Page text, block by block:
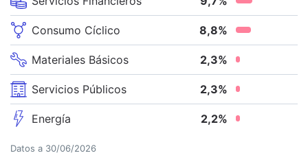
Consumo Cíclico 8,8%
Materiales Básicos 2,3%
Servicios Públicos 2,3%
Energía 2,2%
Datos a 30/06/2026